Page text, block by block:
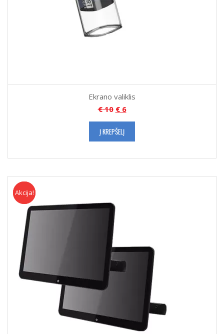
Ekrano valiklis
€10 €6
Į KREPŠELĮ
Akcija
Akcija!